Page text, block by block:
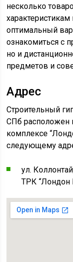
несколько
оптимальный
ознакомиться с
но и
предметов и
Адрес
Строительный
СПб расположен
комплексе
следующему
ул.
ТРК “Лондон